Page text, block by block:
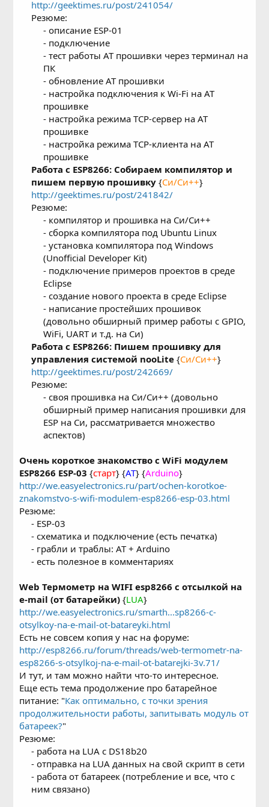
http://geektimes.ru/post/241054/
Резюме:
- описание ESP-01
- подключение
- тест работы AT прошивки через терминал на
ПК
- обновление AT прошивки
- настройка подключения к Wi-Fi на AT
прошивке
- настройка режима TCP-сервер на AT
прошивке
- настройка режима TCP-клиента на AT
прошивке​
Работа с ESP8266: Собираем компилятор и
пишем первую прошивку {Си/Си++}
http://geektimes.ru/post/241842/
Резюме:
- компилятор и прошивка на Си/Си++
- сборка компилятора под Ubuntu Linux
- установка компилятора под Windows
(Unofficial Developer Kit)
- подключение примеров проектов в среде
Eclipse
- создание нового проекта в среде Eclipse
- написание простейших прошивок
(довольно обширный пример работы с GPIO,
WiFi, UART и т.д. на Си)​
Работа с ESP8266: Пишем прошивку для
управления системой nooLite {Си/Си++}
http://geektimes.ru/post/242669/
Резюме:
- своя прошивка на Си/Си++ (довольно
обширный пример написания прошивки для
ESP на Си, рассматривается множество
аспектов)​
Очень короткое знакомство с WiFi модулем
ESP8266 ESP-03 {старт} {AT} {Arduino}
http://we.easyelectronics.ru/part/ochen-korotkoe-
znakomstvo-s-wifi-modulem-esp8266-esp-03.html
Резюме:
- ESP-03
- схематика и подключение (есть печатка)
- грабли и траблы: AT + Arduino
- есть полезное в комментариях​
Web Термометр на WIFI esp8266 c отсылкой на
e-mail (от батарейки) {LUA}
http://we.easyelectronics.ru/smarth...sp8266-c-
otsylkoy-na-e-mail-ot-batareyki.html
Есть не совсем копия у нас на форуме:
http://esp8266.ru/forum/threads/web-termometr-na-
esp8266-s-otsylkoj-na-e-mail-ot-batarejki-3v.71/
И тут, и там можно найти что-то интересное.
Еще есть тема продолжение про батарейное
питание: "Как оптимально, с точки зрения
продолжительности работы, запитывать модуль от
батареек?"
Резюме:
- работа на LUA с DS18b20
- отправка на LUA данных на свой скрипт в сети
- работа от батареек (потребление и все, что с
ним связано)​